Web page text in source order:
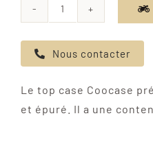
Top
Coocase
40L
Nous contacter
Le top case Coocase
et épuré. Il a une